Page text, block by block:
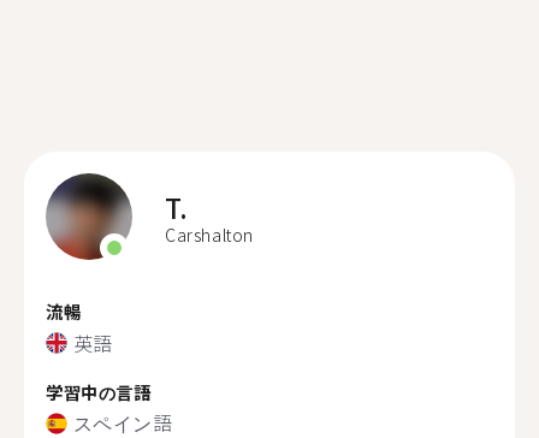
T.
Carshalton
流暢
英語
学習中の言語
スペイン語